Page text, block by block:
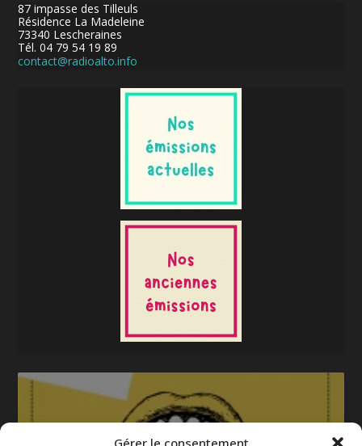
Gérer le consentement
87 impasse des Tilleuls
Résidence La Madeleine
73340 Lescheraines
Tél. 04 79 54 19 89
contact@radioalto.info